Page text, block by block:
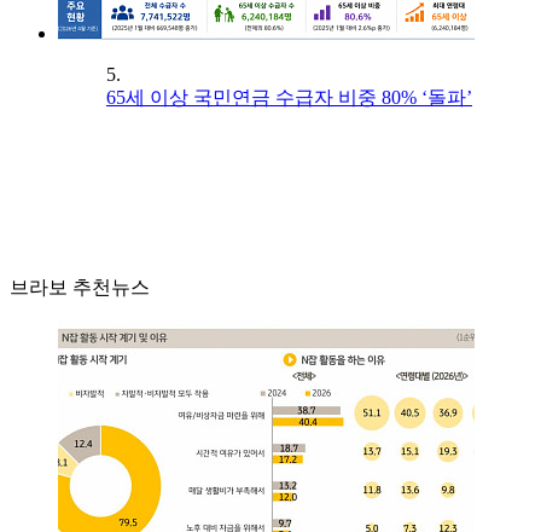
5.
65세 이상 국민연금 수급자 비중 80% ‘돌파’
브라보 추천뉴스